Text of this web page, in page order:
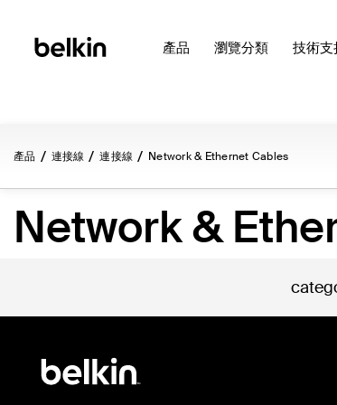
產品 瀏覽分類 技術支
產品 連接線 連接線 Network & Ethernet Cables
Network &